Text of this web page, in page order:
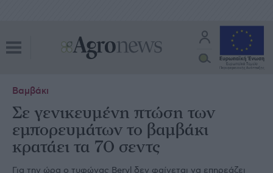
Βαμβάκι
Σε γενικευµένη πτώση των
εµπορευµάτων το βαµβάκι
κρατάει τα 70 σεντς
Για την ώρα ο τυφώνας Beryl δεν φαίνεται να επηρεάζει